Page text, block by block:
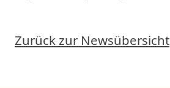
Zurück zur Newsübersicht